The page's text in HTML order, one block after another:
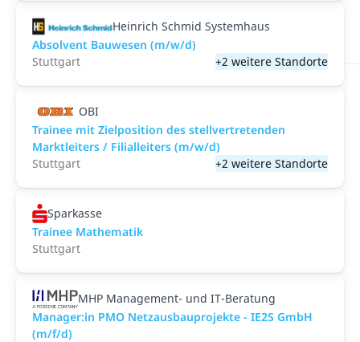
Heinrich Schmid Systemhaus
Absolvent Bauwesen (m/w/d)
Stuttgart
+2 weitere Standorte
OBI
Trainee mit Zielposition des stellvertretenden
Marktleiters / Filialleiters (m/w/d)
Stuttgart
+2 weitere Standorte
Sparkasse
Trainee Mathematik
Stuttgart
MHP Management- und IT-Beratung
Manager:in PMO Netzausbauprojekte - IE2S GmbH
(m/f/d)